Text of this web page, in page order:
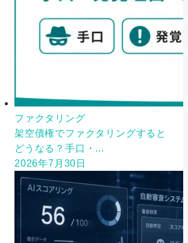
ファクタリング
架空債権でファクタリングすると
どうなる？手口・...
2026年7月30日